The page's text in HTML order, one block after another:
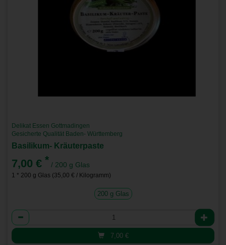
Delikat Essen Gottmadingen
Gesicherte Qualität Baden- Württemberg
Basilikum- Kräuterpaste
7,00 € * / 200 g Glas
1 * 200 g Glas (35,00 € / Kilogramm)
200 g Glas
Anzahl
7,00 €